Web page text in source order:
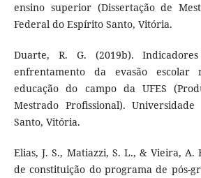
ensino superior (Dissertação de
Federal do Espírito Santo, Vitória.
Duarte, R. G. (2019b).
enfrentamento da evasão escolar
educação do campo da UFES
Mestrado Profissional).
Santo, Vitória.
Elias, J. S., Matiazzi, S. L., & Vieira, A.
de constituição do programa de pós-